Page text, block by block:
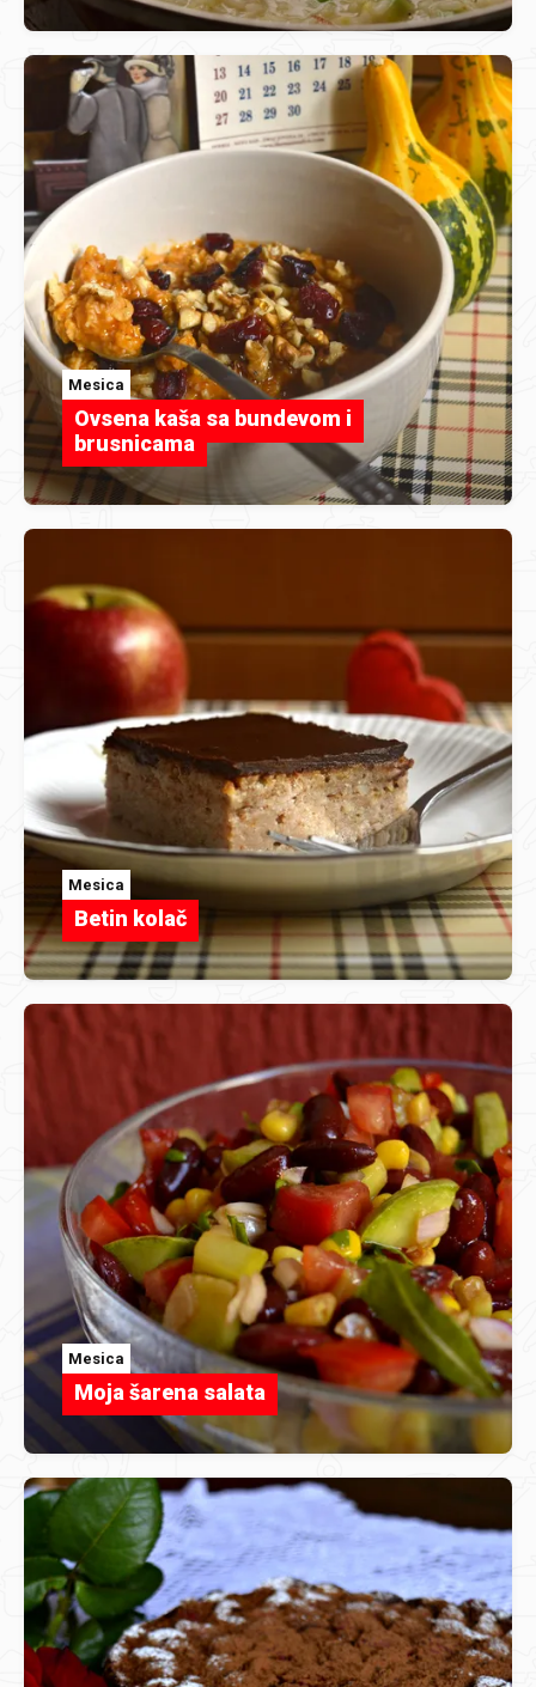
Mesica
Ovsena kaša sa bundevom i
brusnicama
Mesica
Betin kolač
Mesica
Moja šarena salata